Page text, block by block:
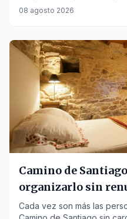
chubascos y rachas de
08 agosto 2026
Camino de
organizarlo sin
Cada vez son más las